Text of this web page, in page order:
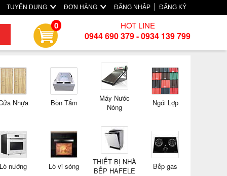
TUYỂN DỤNG ĐƠN HÀNG ĐĂNG NHẬP ĐĂNG KÝ
0 HOT LINE
0944 690 379 - 0934 139 799
Nhựa Bồn Tắm
Máy Nước
Nóng
Ngói Lợp
Lò nướng Lò vi sóng
THIẾT BỊ NHÀ
BẾP HAFELE
Bếp gas